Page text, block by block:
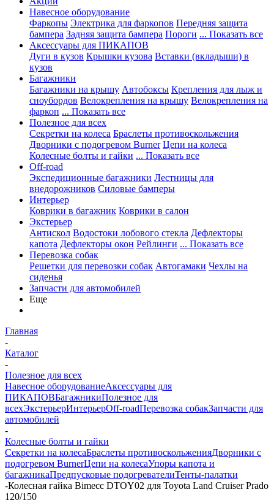
Навесное оборудование
Фаркопы Электрика для фаркопов Передняя защита
бампера Задняя защита бампера Пороги ... Показать все
Аксессуары для ПИКАПОВ
Дуги в кузов Крышки кузова Вставки (вкладыши) в
кузов
Багажники
Багажники на крышу Автобоксы Крепления для лыж и
сноубордов Велокрепления на крышу Велокрепления на
фаркоп ... Показать все
Полезное для всех
Секретки на колеса Браслеты противоскольжения
Дворники с подогревом Burner Цепи на колеса
Колесные болты и гайки ... Показать все
Off-road
Экспедиционные багажники Лестницы для
внедорожников Силовые бамперы
Интерьер
Коврики в багажник Коврики в салон
Экстерьер
Антискол Водостоки лобового стекла Дефлекторы
капота Дефлекторы окон Рейлинги ... Показать все
Перевозка собак
Решетки для перевозки собак Автогамаки Чехлы на
сиденья
Запчасти для автомобилей
Еще
Главная
-
Каталог
-
Полезное для всех
Навесное оборудованиеАксессуары для
ПИКАПОВБагажникиПолезное для
всехЭкстерьерИнтерьерOff-roadПеревозка собакЗапчасти для
автомобилей
-
Колесные болты и гайки
Секретки на колесаБраслеты противоскольженияДворники с
подогревом BurnerЦепи на колесаУпоры капота и
багажникаПредпусковые подогревателиТенты-палатки
-Колесная гайка Bimecc DTOY02 для Toyota Land Cruiser Prado
120/150